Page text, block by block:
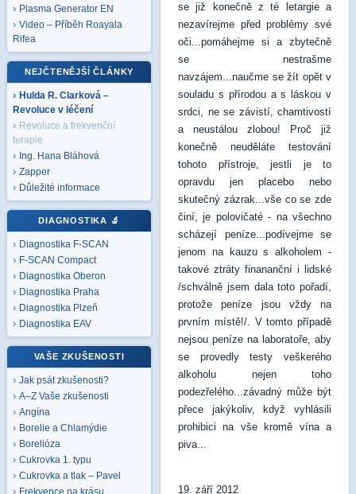
Plasma Generator EN
Video – Příběh Roayala
Rifea
NEJČTENĚJŠÍ ČLÁNKY
Hulda R. Clarková –
Revoluce v léčení
Revoluce a frekvenční
terapie
Ing. Hana Bláhová
Zapper
Důležité informace
DIAGNOSTIKA 🔬
Diagnostika F-SCAN
F-SCAN Compact
Diagnostika Oberon
Diagnostika Praha
Diagnostika Plzeň
Diagnostika EAV
VAŠE ZKUŠENOSTI
Jak psát zkušenosti?
A–Z Vaše zkušenosti
Angína
Borelie a Chlamýdie
Borelióza
Cukrovka 1. typu
Cukrovka a tlak – Pavel
Frekvence na krásu
se již konečně z té letargie a
nezavírejme před problémy své
oči...pomáhejme si a zbytečně
se nestrašme
navzájem...naučme se žít opět v
souladu s přírodou a s láskou v
srdci, ne se závistí, chamtivostí
a neustálou zlobou! Proč již
konečně neuděláte testování
tohoto přístroje, jestli je to
opravdu jen placebo nebo
skutečný zázrak...vše co se zde
činí, je polovičaté - na všechno
scházejí peníze...podívejme se
jenom na kauzu s alkoholem -
takové ztráty finananční i lidské
/schválně jsem dala toto pořadí,
protože peníze jsou vždy na
prvním místě!/. V tomto případě
nejsou peníze na laboratoře, aby
se provedly testy veškerého
alkoholu nejen toho
podezřelého...závadný může být
přece jakýkoliv, když vyhlásili
prohibici na vše kromě vína a
piva...
19. září 2012